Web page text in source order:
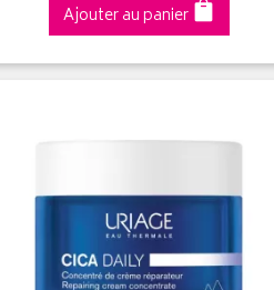
Ajouter au panier